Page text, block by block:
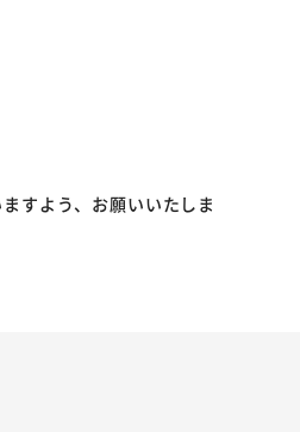
すよう、お願いいたしま